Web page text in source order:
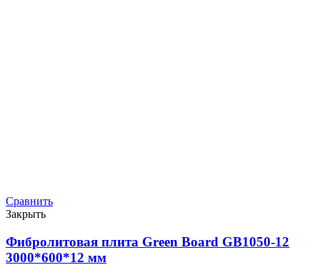
Сравнить
Закрыть
Фибролитовая плита Green Board GB1050-12
3000*600*12 мм